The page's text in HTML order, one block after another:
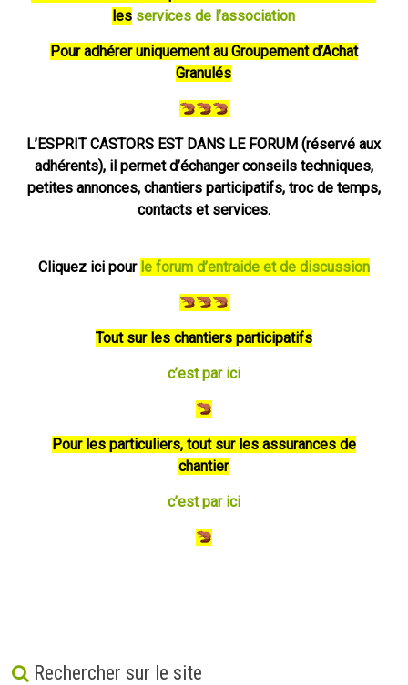
les services de l’association
Pour adhérer uniquement au Groupement d’Achat
Granulés
L’ESPRIT CASTORS EST DANS LE FORUM (réservé aux
adhérents), il permet d’échanger conseils techniques,
petites annonces, chantiers participatifs, troc de temps,
contacts et services.
Cliquez ici pour le forum d’entraide et de discussion
Tout sur les chantiers participatifs
c’est par ici
Pour les particuliers, tout sur les assurances de
chantier
c’est par ici
Rechercher sur le site